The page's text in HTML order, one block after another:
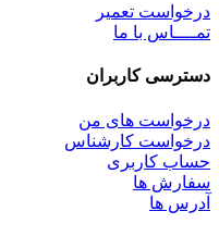
درخواست تعمیر
تمــــاس با ما
دسترسی کاربران
درخواست های من
درخواست کارشناس
حساب کاربری
سفارش ها
آدرس ها